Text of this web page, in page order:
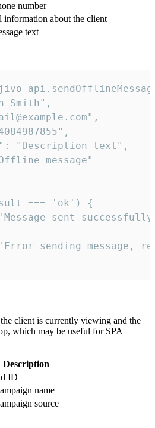
number
information about the client
text
Smith",
"Description text",
message"
=== 'ok') {
sent
sending message,
client is currently viewing and the
which may be useful for SPA
Description
ID
name
source